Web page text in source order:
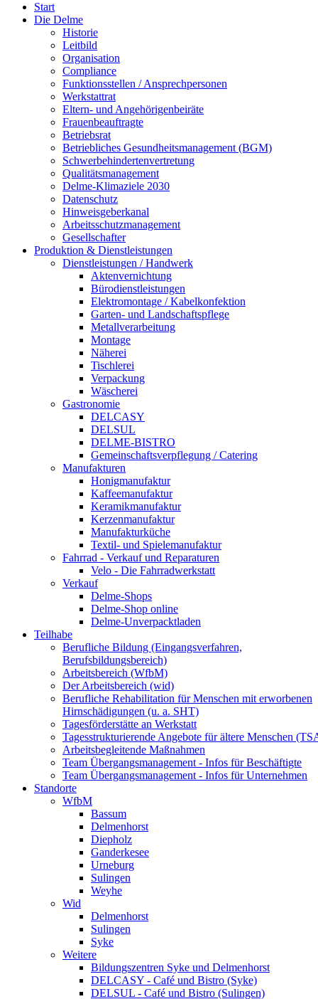
Start
Die Delme
Historie
Leitbild
Organisation
Compliance
Funktionsstellen / Ansprechpersonen
Werkstattrat
Eltern- und Angehörigenbeiräte
Frauenbeauftragte
Betriebsrat
Betriebliches Gesundheitsmanagement (BGM)
Schwerbehindertenvertretung
Qualitätsmanagement
Delme-Klimaziele 2030
Datenschutz
Hinweisgeberkanal
Arbeitsschutzmanagement
Gesellschafter
Produktion & Dienstleistungen
Dienstleistungen / Handwerk
Aktenvernichtung
Bürodienstleistungen
Elektromontage / Kabelkonfektion
Garten- und Landschaftspflege
Metallverarbeitung
Montage
Näherei
Tischlerei
Verpackung
Wäscherei
Gastronomie
DELCASY
DELSUL
DELME-BISTRO
Gemeinschaftsverpflegung / Catering
Manufakturen
Honigmanufaktur
Kaffeemanufaktur
Keramikmanufaktur
Kerzenmanufaktur
Manufakturküche
Textil- und Spielemanufaktur
Fahrrad - Verkauf und Reparaturen
Velo - Die Fahrradwerkstatt
Verkauf
Delme-Shops
Delme-Shop online
Delme-Unverpacktladen
Teilhabe
Berufliche Bildung (Eingangsverfahren,
Berufsbildungsbereich)
Arbeitsbereich (WfbM)
Der Arbeitsbereich (wid)
Berufliche Rehabilitation für Menschen mit erworbenen
Hirnschädigungen (u. a. SHT)
Tagesförderstätte an Werkstatt
Tagesstrukturierende Angebote für ältere Menschen
Arbeitsbegleitende Maßnahmen
Team Übergangsmanagement - Infos für Beschäftigte
Team Übergangsmanagement - Infos für Unternehmen
Standorte
WfbM
Bassum
Delmenhorst
Diepholz
Ganderkesee
Urneburg
Sulingen
Weyhe
Wid
Delmenhorst
Sulingen
Syke
Weitere
Bildungszentren Syke und Delmenhorst
DELCASY - Café und Bistro (Syke)
DELSUL - Café und Bistro (Sulingen)